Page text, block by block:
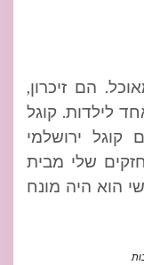
הם זיכרון,
לילדות. קוגל
ירושלמי
שלי מבית
הוא היה מונח